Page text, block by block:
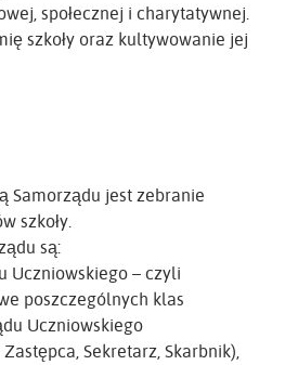
społecznej i charytatywnej.
szkoły oraz kultywowanie jej
Samorządu jest zebranie
szkoły.
są:
Uczniowskiego – czyli
poszczególnych klas
Uczniowskiego
Sekretarz, Skarbnik),